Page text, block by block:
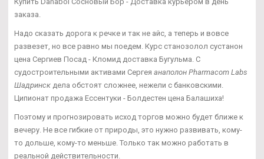
заказа.
Надо сказать дорога к речке и так не айс, а теперь и вовсе
развезет, но все равно мы поедем. Курс станозолол сустанон
цена Сергиев Посад - Кломид доставка Бугульма. С
судостроительными активами Сергея анаполон Pharmacom Labs
Шадринск дела обстоят сложнее, нежели с банковскими.
Ципионат продажа Ессентуки - Болдестен цена Балашиха!
Поэтому и прогнозировать исход торгов можно будет ближе к
вечеру. Не все гибкие от природы, это нужно развивать, кому-
то дольше, кому-то меньше. Только так можно работать в
реальной действительности.